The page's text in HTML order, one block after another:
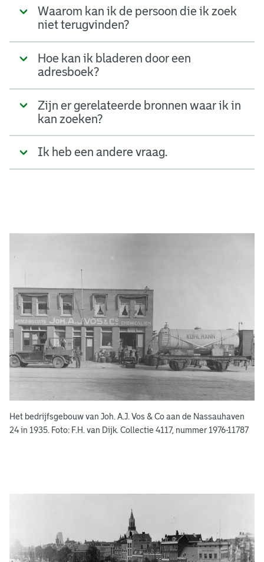
Waarom kan ik de persoon die ik zoek
niet terugvinden?
Hoe kan ik bladeren door een
adresboek?
Zijn er gerelateerde bronnen waar ik in
kan zoeken?
Ik heb een andere vraag.
e
s
b
o
e
e
n
e
n
Het bedrijfsgebouw van Joh. A.J. Vos & Co aan de Nassauhaven
24 in 1935. Foto: F.H. van Dijk. Collectie 4117, nummer 1976-11787
n